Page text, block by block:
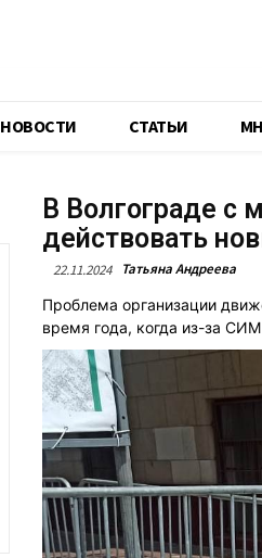
НОВОСТИ CТАТЬИ
В Волгограде с
действовать
22.11.2024 Татьяна Андреева
Проблема организации
время года, когда из-за